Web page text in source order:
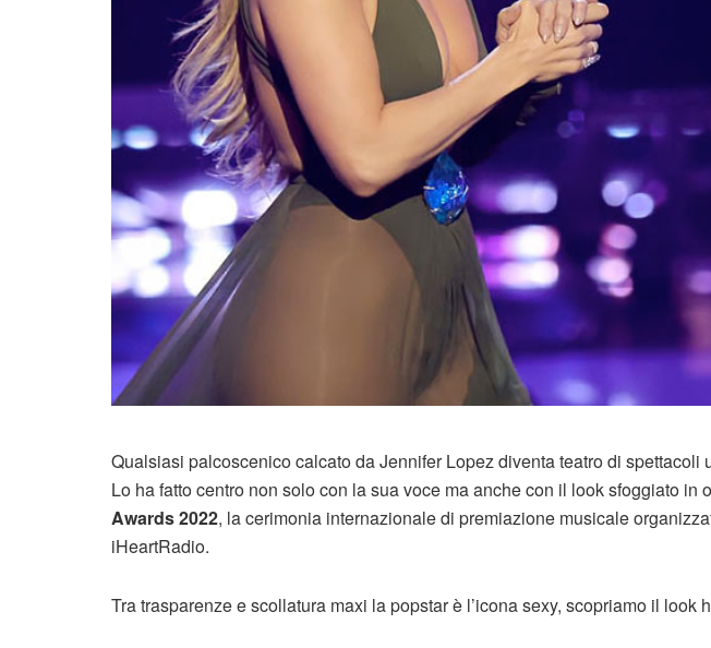
Qualsiasi palcoscenico calcato da Jennifer Lopez diventa teatro di spettacoli
Lo ha fatto centro non solo con la sua voce ma anche con il look sfoggiato in
Awards 2022, la cerimonia internazionale di premiazione musicale
iHeartRadio.
Tra trasparenze e scollatura maxi la popstar è l’icona sexy, scopriamo il look